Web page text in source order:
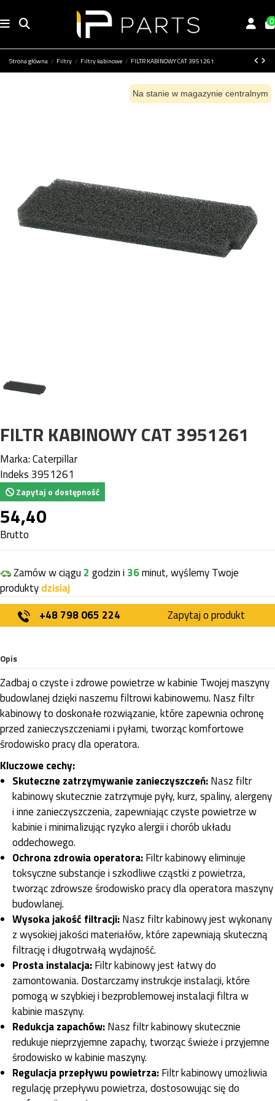
0
Strona główna Filtry Filtry kabinowe FILTR KABINOWY CAT 3951261
Na stanie w magazynie centralnym
FILTR KABINOWY CAT 3951261
Marka:Caterpillar
Indeks 3951261
Zapytaj o dostępność
54,40
Brutto
Zamów w ciągu 2 godzin i 36minut, wyślemy Twoje
produktydzisiaj
+48 798 065 224
Zapytaj o produkt
Opis
Zadbaj o czyste i zdrowe powietrze w kabinie Twojej maszyny
budowlanej dzięki naszemu filtrowi kabinowemu. Nasz filtr
kabinowy to doskonałe rozwiązanie, które zapewnia ochronę
przed zanieczyszczeniami i pyłami, tworząc komfortowe
środowisko pracy dla operatora.
Kluczowe cechy:
Skuteczne zatrzymywanie zanieczyszczeń:Nasz filtr
kabinowy skutecznie zatrzymuje pyły, kurz, spaliny, alergeny
i inne zanieczyszczenia, zapewniając czyste powietrze w
kabinie i minimalizując ryzyko alergii i chorób układu
oddechowego.
Ochrona zdrowia operatora:Filtr kabinowy eliminuje
toksyczne substancje i szkodliwe cząstki z powietrza,
tworząc zdrowsze środowisko pracy dla operatora maszyny
budowlanej.
Wysoka jakość filtracji:Nasz filtr kabinowy jest wykonany
z wysokiej jakości materiałów, które zapewniają skuteczną
filtrację i długotrwałą wydajność.
Prosta instalacja:Filtr kabinowy jest łatwy do
zamontowania. Dostarczamy instrukcje instalacji, które
pomogą w szybkiej i bezproblemowej instalacji filtra w
kabinie maszyny.
Redukcja zapachów:Nasz filtr kabinowy skutecznie
redukuje nieprzyjemne zapachy, tworząc świeże i przyjemne
środowisko w kabinie maszyny.
Regulacja przepływu powietrza:Filtr kabinowy umożliwia
regulację przepływu powietrza, dostosowując się do